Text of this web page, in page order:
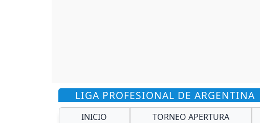
LIGA PROFESIONAL DE ARGENTINA
INICIO TORNEO APERTURA